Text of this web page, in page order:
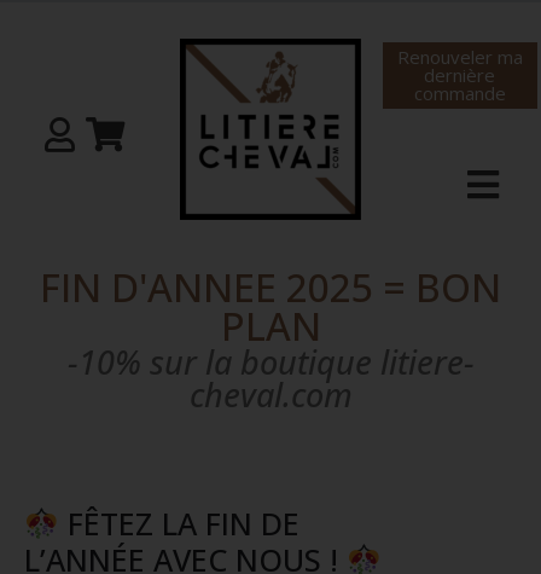
Renouveler ma
dernière
commande
FIN D'ANNEE 2025 = BON
PLAN
-10% sur la boutique litiere-
cheval.com
FÊTEZ LA FIN DE
L’ANNÉE AVEC NOUS !